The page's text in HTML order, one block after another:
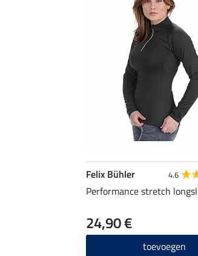
Felix Bühler 4.6
Performance stretch
24,90 €
toevoegen